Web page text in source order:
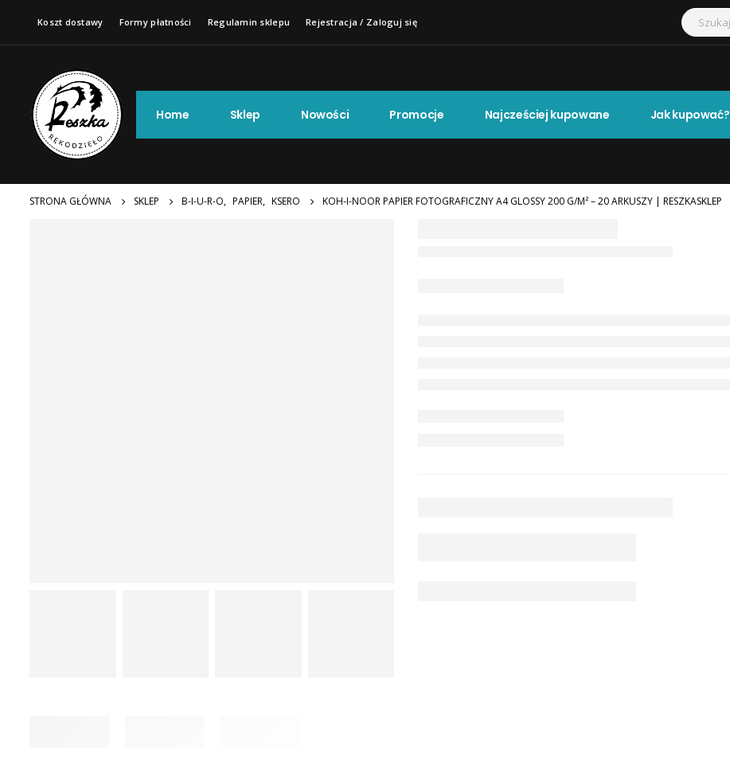
Koszt dostawy Formy płatności Regulamin sklepu Rejestracja / Zaloguj się
Home Sklep Nowości Promocje Najcześciej kupowane Jak kupować?
STRONA GŁÓWNA SKLEP B-I-U-R-O, PAPIER, KSERO KOH-I-NOOR PAPIER FOTOGRAFICZNY A4 GLOSSY 200 G/M² – 20 ARKUSZY | RESZKASKLEP